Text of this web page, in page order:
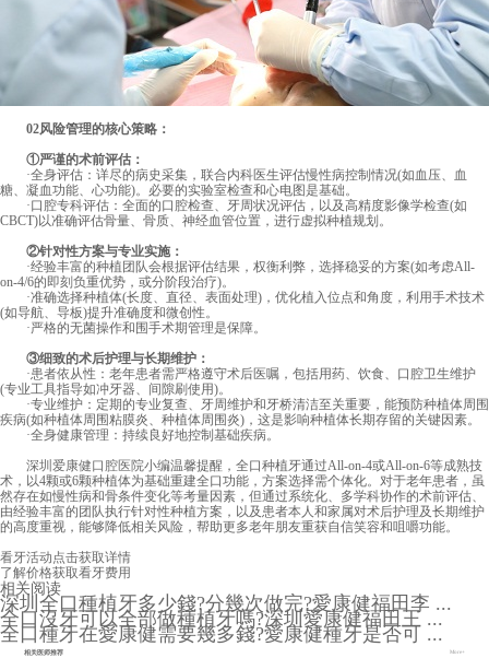
02风险管理的核心策略：
①严谨的术前评估：
·全身评估：详尽的病史采集，联合内科医生评估慢性病控制情况(如血压、血
糖、凝血功能、心功能)。必要的实验室检查和心电图是基础。
·口腔专科评估：全面的口腔检查、牙周状况评估，以及高精度影像学检查(如
CBCT)以准确评估骨量、骨质、神经血管位置，进行虚拟种植规划。
②针对性方案与专业实施：
·经验丰富的种植团队会根据评估结果，权衡利弊，选择稳妥的方案(如考虑All-
on-4/6的即刻负重优势，或分阶段治疗)。
·准确选择种植体(长度、直径、表面处理)，优化植入位点和角度，利用手术技术
(如导航、导板)提升准确度和微创性。
·严格的无菌操作和围手术期管理是保障。
③细致的术后护理与长期维护：
·患者依从性：老年患者需严格遵守术后医嘱，包括用药、饮食、口腔卫生维护
(专业工具指导如冲牙器、间隙刷使用)。
·专业维护：定期的专业复查、牙周维护和牙桥清洁至关重要，能预防种植体周围
疾病(如种植体周围粘膜炎、种植体周围炎)，这是影响种植体长期存留的关键因素。
·全身健康管理：持续良好地控制基础疾病。
深圳爱康健口腔医院小编温馨提醒，全口种植牙通过All-on-4或All-on-6等成熟技
术，以4颗或6颗种植体为基础重建全口功能，方案选择需个体化。对于老年患者，虽
然存在如慢性病和骨条件变化等考量因素，但通过系统化、多学科协作的术前评估、
由经验丰富的团队执行针对性种植方案，以及患者本人和家属对术后护理及长期维护
的高度重视，能够降低相关风险，帮助更多老年朋友重获自信笑容和咀嚼功能。
看牙活动点击获取详情
了解价格获取看牙费用
相关阅读
深圳全口種植牙多少錢?分幾次做完?愛康健福田李 ...
全口沒牙可以全部做種植牙嗎?深圳愛康健福田王 ...
全口種牙在愛康健需要幾多錢?愛康健種牙是否可 ...
相关医师推荐 More+